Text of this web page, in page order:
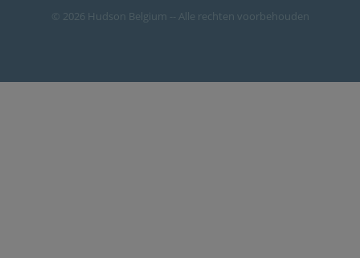
© 2026 Hudson Belgium -- Alle rechten voorbehouden